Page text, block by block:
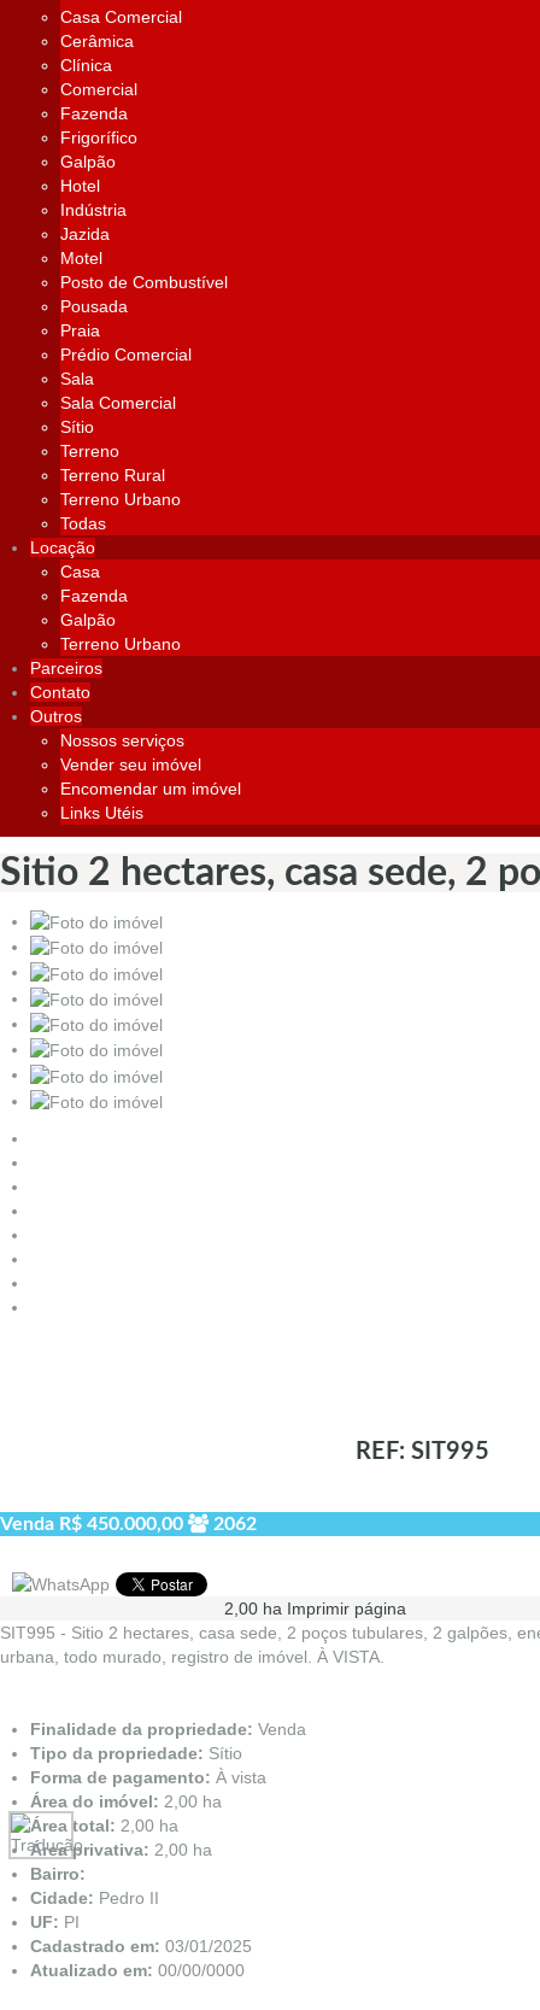
Casa Comercial
Cerâmica
Clínica
Comercial
Fazenda
Frigorífico
Galpão
Hotel
Indústria
Jazida
Motel
Posto de Combustível
Pousada
Praia
Prédio Comercial
Sala
Sala Comercial
Sítio
Terreno
Terreno Rural
Terreno Urbano
Todas
Locação
Casa
Fazenda
Galpão
Terreno Urbano
Parceiros
Contato
Outros
Nossos serviços
Vender seu imóvel
Encomendar um imóvel
Links Utéis
Sitio 2 hectares, casa sede, 2
REF: SIT995
Venda R$ 450.000,00 2062
2,00 ha Imprimir página
SIT995 - Sitio 2 hectares, casa sede, 2 poços tubulares, 2 galpões,
urbana, todo murado, registro de imóvel. À VISTA.
Finalidade da propriedade: Venda
Tipo da propriedade: Sítio
Forma de pagamento: À vista
Área do imóvel: 2,00 ha
Área total: 2,00 ha
Área privativa: 2,00 ha
Bairro:
Cidade: Pedro II
UF: PI
Cadastrado em: 03/01/2025
Atualizado em: 00/00/0000